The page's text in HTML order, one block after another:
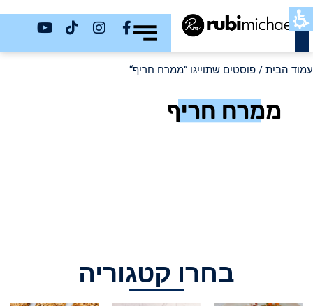
כשר
עמוד הבית / פוסטים שתוייגו ”ממרח חריף“
ממרח חריף
בחרו קטגוריה